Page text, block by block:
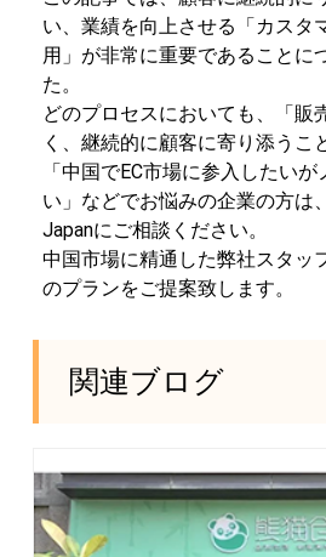
い、業績を向上させる「カスタ
用」が非常に重要であることに
た。
どのプロセスにおいても、「販
く、継続的に顧客に寄り添うこ
「中国でEC市場に参入したい
い」などでお悩みの企業の方は
Japanにご相談ください。
中国市場に精通した弊社スタッ
のプランをご提案致します。
関連ブログ